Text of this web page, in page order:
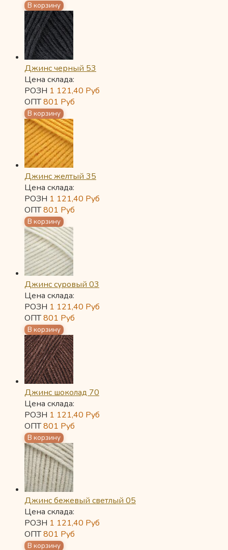
Джинс черный 53
Цена склада:
РОЗН 1 121,40 Руб
ОПТ801 Руб
Джинс желтый 35
Цена склада:
РОЗН 1 121,40 Руб
ОПТ801 Руб
Джинс суровый 03
Цена склада:
РОЗН 1 121,40 Руб
ОПТ801 Руб
Джинс шоколад 70
Цена склада:
РОЗН 1 121,40 Руб
ОПТ801 Руб
Джинс бежевый светлый 05
Цена склада:
РОЗН 1 121,40 Руб
ОПТ801 Руб